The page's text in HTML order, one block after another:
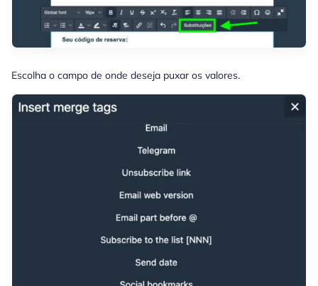
Escolha o campo de onde deseja puxar os valores.